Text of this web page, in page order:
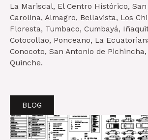
La Mariscal, El Centro Histórico,
Carolina, Almagro, Bellavista, Los
Floresta, Tumbaco, Cumbayá,
Cotocollao, Ponceano, La
Conocoto, San Antonio de
Quinche.
BLOG